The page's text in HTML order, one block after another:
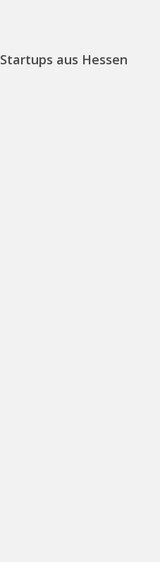
Startups aus Hessen